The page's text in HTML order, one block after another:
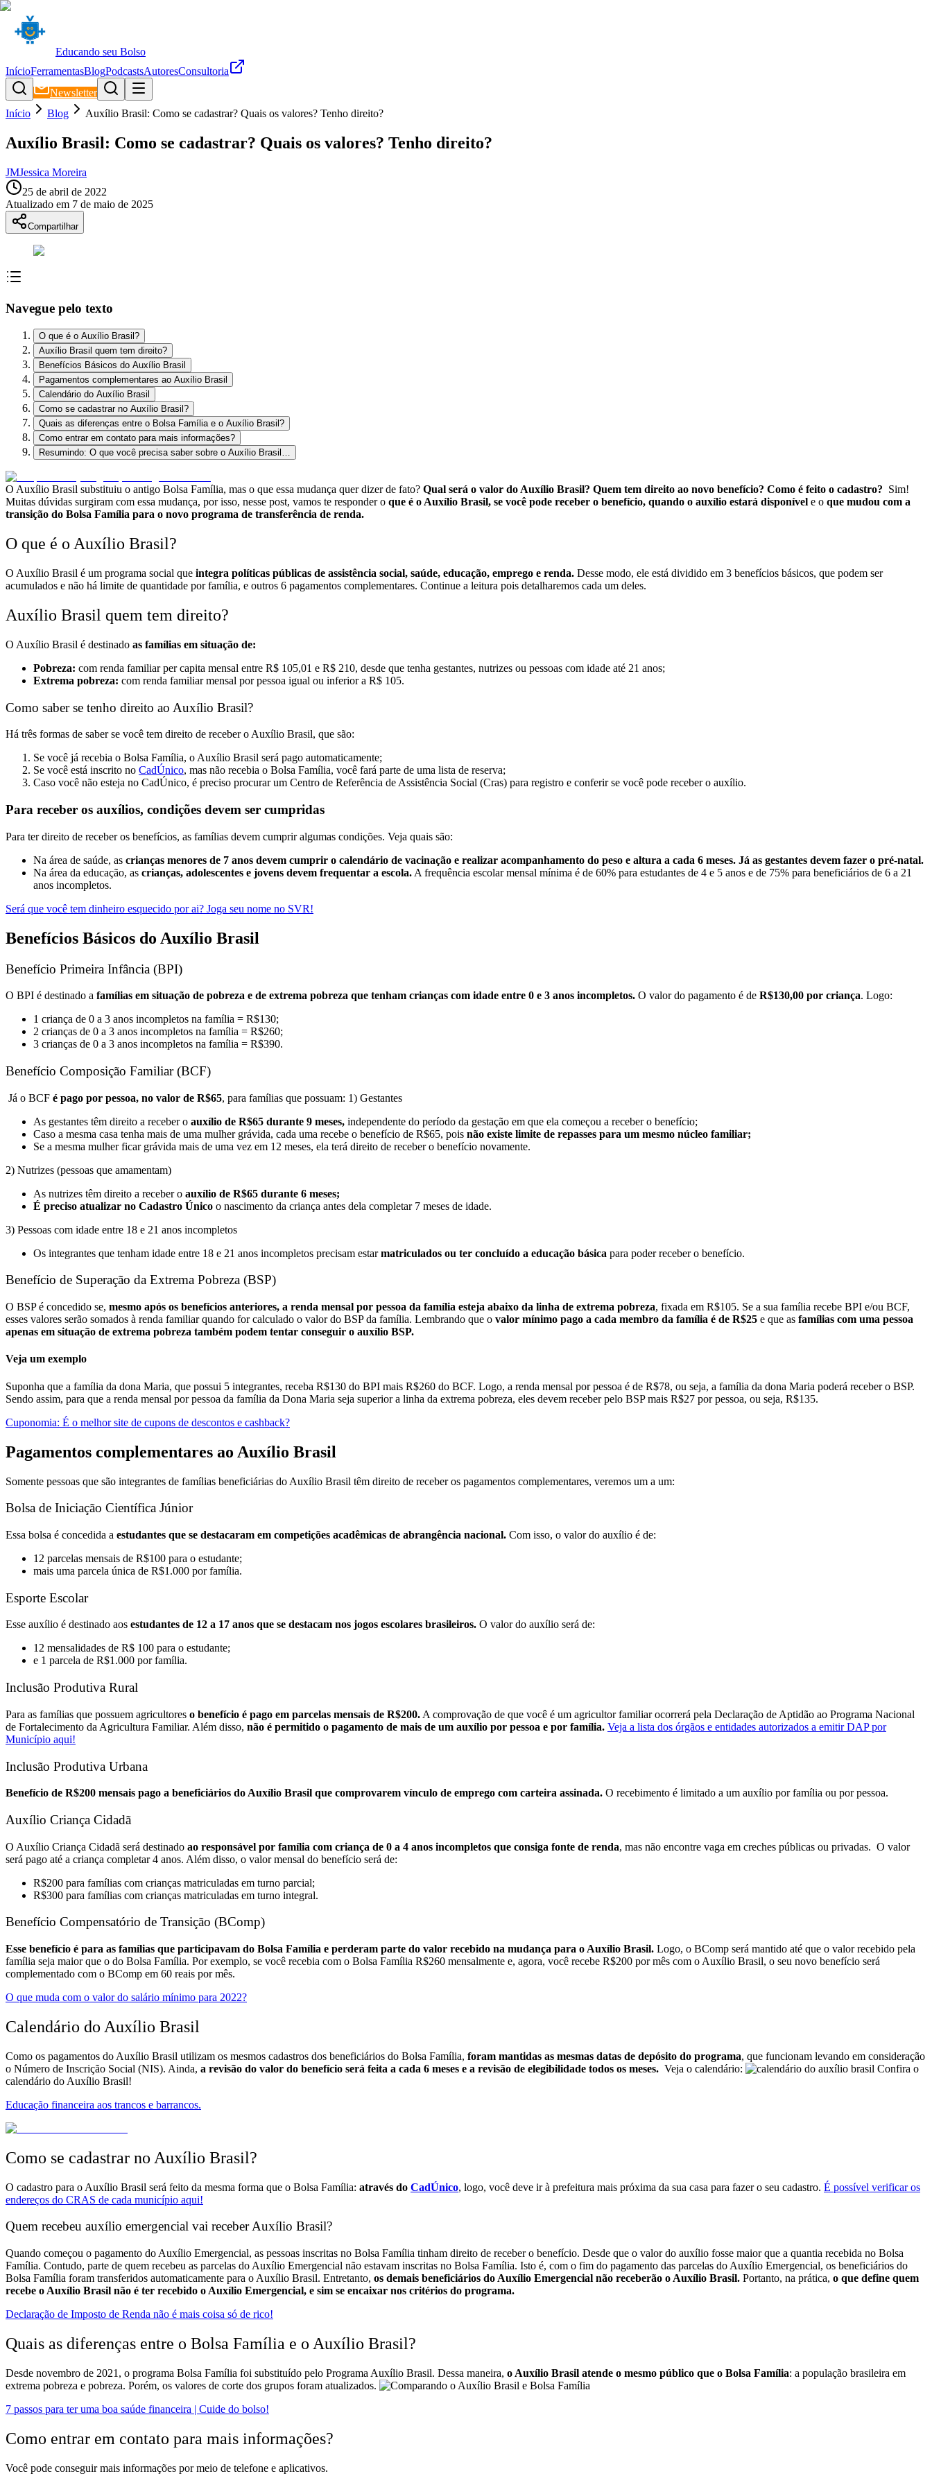
Educando seu Bolso
InícioFerramentasBlogPodcastsAutoresConsultoria
Newsletter
Início
Blog Auxílio Brasil: Como se cadastrar? Quais os valores? Tenho direito?
Auxílio Brasil: Como se cadastrar? Quais os valores? Tenho direito?
JMJessica Moreira
25 de abril de 2022
Atualizado em 7 de maio de 2025
Compartilhar
Navegue pelo texto
O que é o Auxílio Brasil?
Auxílio Brasil quem tem direito?
Benefícios Básicos do Auxílio Brasil
Pagamentos complementares ao Auxílio Brasil
Calendário do Auxílio Brasil
Como se cadastrar no Auxílio Brasil?
Quais as diferenças entre o Bolsa Família e o Auxílio Brasil?
Como entrar em contato para mais informações?
Resumindo: O que você precisa saber sobre o Auxílio Brasil…
O Auxílio Brasil substituiu o antigo Bolsa Família, mas o que essa mudança quer dizer de fato? Qual será o valor do Auxílio Brasil? Quem tem direito ao novo benefício? Como é feito o cadastro? Sim!
Muitas dúvidas surgiram com essa mudança, por isso, nesse post, vamos te responder o que é o Auxílio Brasil, se você pode receber o benefício, quando o auxílio estará disponível e o que mudou com a
transição do Bolsa Família para o novo programa de transferência de renda.
O que é o Auxílio Brasil?
O Auxílio Brasil é um programa social que integra políticas públicas de assistência social, saúde, educação, emprego e renda. Desse modo, ele está dividido em 3 benefícios básicos, que podem ser
acumulados e não há limite de quantidade por família, e outros 6 pagamentos complementares. Continue a leitura pois detalharemos cada um deles.
Auxílio Brasil quem tem direito?
O Auxílio Brasil é destinado as famílias em situação de:
Pobreza: com renda familiar per capita mensal entre R$ 105,01 e R$ 210, desde que tenha gestantes, nutrizes ou pessoas com idade até 21 anos;
Extrema pobreza: com renda familiar mensal por pessoa igual ou inferior a R$ 105.
Como saber se tenho direito ao Auxílio Brasil?
Há três formas de saber se você tem direito de receber o Auxílio Brasil, que são:
Se você já recebia o Bolsa Família, o Auxílio Brasil será pago automaticamente;
Se você está inscrito no CadÚnico, mas não recebia o Bolsa Família, você fará parte de uma lista de reserva;
Caso você não esteja no CadÚnico, é preciso procurar um Centro de Referência de Assistência Social (Cras) para registro e conferir se você pode receber o auxílio.
Para receber os auxílios, condições devem ser cumpridas
Para ter direito de receber os benefícios, as famílias devem cumprir algumas condições. Veja quais são:
Na área de saúde, as crianças menores de 7 anos devem cumprir o calendário de vacinação e realizar acompanhamento do peso e altura a cada 6 meses. Já as gestantes devem fazer o pré-natal.
Na área da educação, as crianças, adolescentes e jovens devem frequentar a escola. A frequência escolar mensal mínima é de 60% para estudantes de 4 e 5 anos e de 75% para beneficiários de 6 a 21
anos incompletos.
Será que você tem dinheiro esquecido por ai? Joga seu nome no SVR!
Benefícios Básicos do Auxílio Brasil
Benefício Primeira Infância (BPI)
O BPI é destinado a famílias em situação de pobreza e de extrema pobreza que tenham crianças com idade entre 0 e 3 anos incompletos. O valor do pagamento é de R$130,00 por criança. Logo:
1 criança de 0 a 3 anos incompletos na família = R$130;
2 crianças de 0 a 3 anos incompletos na família = R$260;
3 crianças de 0 a 3 anos incompletos na família = R$390.
Benefício Composição Familiar (BCF)
Já o BCF é pago por pessoa, no valor de R$65, para famílias que possuam: 1) Gestantes
As gestantes têm direito a receber o auxílio de R$65 durante 9 meses, independente do período da gestação em que ela começou a receber o benefício;
Caso a mesma casa tenha mais de uma mulher grávida, cada uma recebe o benefício de R$65, pois não existe limite de repasses para um mesmo núcleo familiar;
Se a mesma mulher ficar grávida mais de uma vez em 12 meses, ela terá direito de receber o benefício novamente.
2) Nutrizes (pessoas que amamentam)
As nutrizes têm direito a receber o auxílio de R$65 durante 6 meses;
É preciso atualizar no Cadastro Único o nascimento da criança antes dela completar 7 meses de idade.
3) Pessoas com idade entre 18 e 21 anos incompletos
Os integrantes que tenham idade entre 18 e 21 anos incompletos precisam estarmatriculados ou ter concluído a educação básica para poder receber o benefício.
Benefício de Superação da Extrema Pobreza (BSP)
O BSP é concedido se, mesmo após os benefícios anteriores, a renda mensal por pessoa da família esteja abaixo da linha de extrema pobreza, fixada em R$105. Se a sua família recebe BPI e/ou BCF,
esses valores serão somados à renda familiar quando for calculado o valor do BSP da família. Lembrando que o valor mínimo pago a cada membro da família é de R$25 e que as famílias com uma pessoa
apenas em situação de extrema pobreza também podem tentar conseguir o auxílio BSP.
Veja um exemplo
Suponha que a família da dona Maria, que possui 5 integrantes, receba R$130 do BPI mais R$260 do BCF. Logo, a renda mensal por pessoa é de R$78, ou seja, a família da dona Maria poderá receber o BSP.
Sendo assim, para que a renda mensal por pessoa da família da Dona Maria seja superior a linha da extrema pobreza, eles devem receber pelo BSP mais R$27 por pessoa, ou seja, R$135.
Cuponomia: É o melhor site de cupons de descontos e cashback?
Pagamentos complementares ao Auxílio Brasil
Somente pessoas que são integrantes de famílias beneficiárias do Auxílio Brasil têm direito de receber os pagamentos complementares, veremos um a um:
Bolsa de Iniciação Científica Júnior
Essa bolsa é concedida a estudantes que se destacaram em competições acadêmicas de abrangência nacional. Com isso, o valor do auxílio é de:
12 parcelas mensais de R$100 para o estudante;
mais uma parcela única de R$1.000 por família.
Esporte Escolar
Esse auxílio é destinado aos estudantes de 12 a 17 anos que se destacam nos jogos escolares brasileiros. O valor do auxílio será de:
12 mensalidades de R$ 100 para o estudante;
e 1 parcela de R$1.000 por família.
Inclusão Produtiva Rural
Para as famílias que possuem agricultores o benefício é pago em parcelas mensais de R$200. A comprovação de que você é um agricultor familiar ocorrerá pela Declaração de Aptidão ao Programa Nacional
de Fortalecimento da Agricultura Familiar. Além disso, não é permitido o pagamento de mais de um auxílio por pessoa e por família. Veja a lista dos órgãos e entidades autorizados a emitir DAP por
Município aqui!
Inclusão Produtiva Urbana
Benefício de R$200 mensais pago a beneficiários do Auxílio Brasil que comprovarem vínculo de emprego com carteira assinada. O recebimento é limitado a um auxílio por família ou por pessoa.
Auxílio Criança Cidadã
O Auxílio Criança Cidadã será destinado ao responsável por família com criança de 0 a 4 anos incompletos que consiga fonte de renda, mas não encontre vaga em creches públicas ou privadas. O valor
será pago até a criança completar 4 anos. Além disso, o valor mensal do benefício será de:
R$200 para famílias com crianças matriculadas em turno parcial;
R$300 para famílias com crianças matriculadas em turno integral.
Benefício Compensatório de Transição (BComp)
Esse benefício é para as famílias que participavam do Bolsa Família e perderam parte do valor recebido na mudança para o Auxílio Brasil. Logo, o BComp será mantido até que o valor recebido pela
família seja maior que o do Bolsa Família. Por exemplo, se você recebia com o Bolsa Família R$260 mensalmente e, agora, você recebe R$200 por mês com o Auxílio Brasil, o seu novo benefício será
complementado com o BComp em 60 reais por mês.
O que muda com o valor do salário mínimo para 2022?
Calendário do Auxílio Brasil
Como os pagamentos do Auxílio Brasil utilizam os mesmos cadastros dos beneficiários do Bolsa Família, foram mantidas as mesmas datas de depósito do programa, que funcionam levando em consideração
o Número de Inscrição Social (NIS). Ainda, a revisão do valor do benefício será feita a cada 6 meses e a revisão de elegibilidade todos os meses. Veja o calendário:
Confira o
calendário do Auxílio Brasil!
Educação financeira aos trancos e barrancos.
Como se cadastrar no Auxílio Brasil?
O cadastro para o Auxílio Brasil será feito da mesma forma que o Bolsa Família: através do CadÚnico, logo, você deve ir à prefeitura mais próxima da sua casa para fazer o seu cadastro. É possível verificar os
endereços do CRAS de cada município aqui!
Quem recebeu auxílio emergencial vai receber Auxílio Brasil?
Quando começou o pagamento do Auxílio Emergencial, as pessoas inscritas no Bolsa Família tinham direito de receber o benefício. Desde que o valor do auxílio fosse maior que a quantia recebida no Bolsa
Família. Contudo, parte de quem recebeu as parcelas do Auxílio Emergencial não estavam inscritas no Bolsa Família. Isto é, com o fim do pagamento das parcelas do Auxílio Emergencial, os beneficiários do
Bolsa Família foram transferidos automaticamente para o Auxílio Brasil. Entretanto, os demais beneficiários do Auxílio Emergencial não receberão o Auxílio Brasil. Portanto, na prática, o que define quem
recebe o Auxílio Brasil não é ter recebido o Auxílio Emergencial, e sim se encaixar nos critérios do programa.
Declaração de Imposto de Renda não é mais coisa só de rico!
Quais as diferenças entre o Bolsa Família e o Auxílio Brasil?
Desde novembro de 2021, o programa Bolsa Família foi substituído pelo Programa Auxílio Brasil. Dessa maneira, o Auxílio Brasil atende o mesmo público que o Bolsa Família: a população brasileira em
extrema pobreza e pobreza. Porém, os valores de corte dos grupos foram atualizados.
7 passos para ter uma boa saúde financeira | Cuide do bolso!
Como entrar em contato para mais informações?
Você pode conseguir mais informações por meio de telefone e aplicativos.